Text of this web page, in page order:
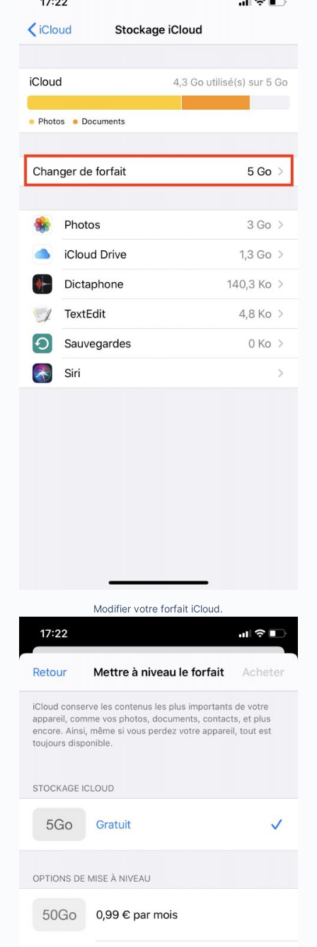
Modifier votre forfait iCloud.